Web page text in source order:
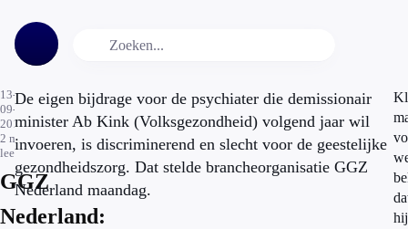
13-
09-
2010
2 min.
leestijd
GGZ
Nederland:
De eigen bijdrage voor de psychiater die demissionair
minister Ab Kink (Volksgezondheid) volgend jaar wil
invoeren, is discriminerend en slecht voor de geestelijke
gezondheidszorg. Dat stelde brancheorganisatie GGZ
Nederland maandag.
hij